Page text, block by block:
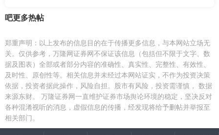
吧更多热帖
郑重声明：以上发布的信息目的在于传播更多信息，与本网站立场无
关。仅供参考，万隆网证券网不保证该信息（包括但不限于文字、数
据及图表）全部或者部分内容的准确性、真实性、完整性、有效性、
及时性、原创性等。相关信息并未经过本网站证实，不作为投资决策
依据，投资者据此操作，风险自担。股市有风险，投资需谨慎， 数据
来源东财。
万隆证券网一直维护证券市场舆论环境的稳定，坚决反对
各种混淆视听的消息，虚假信息的传播，经发现将给予删帖并举报至
相关部门。